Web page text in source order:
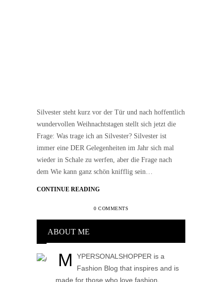
Silvester steht kurz vor der Tür und nach hoffentlich
wundervollen Weihnachtstagen stellt sich jetzt die
Frage: Was trage ich an Silvester? Silvester ist
immer eine DER Gelegenheiten im Jahr sich mal
wieder in Schale zu werfen, aber die Frage nach
dem Wie kann ganz schön knifflig sein…
CONTINUE READING
0 COMMENTS
ABOUT ME
M
YPERSONALSHOPPER is a
Fashion Blog that inspires and is
made for those who love fashion.